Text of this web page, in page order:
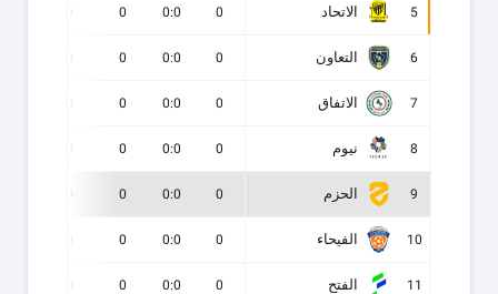
5 الاتحاد 0
0:0
0
6 التعاون 0
0:0
0
7 الاتفاق 0
0:0
0
8 نيوم 0
0:0
0
9 الحزم 0
0:0
0
10 الفيحاء 0
0:0
0
11 الفتح 0
0:0
0